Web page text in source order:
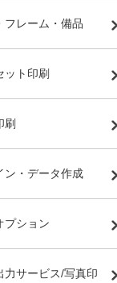
フレーム・備品
ット印刷
刷
ン・データ作成
プション
力サービス/写真印